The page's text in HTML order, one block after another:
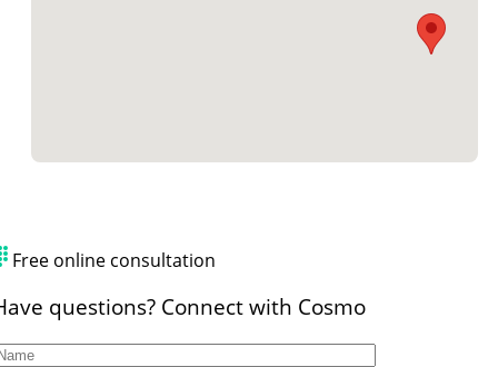
Free online consultation
questions? Connect with Cosmo